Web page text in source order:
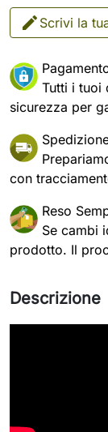
Scrivi la
Tutti i tuoi
sicurezza per
con
Reso
Se cambi
prodotto. Il
Descrizione